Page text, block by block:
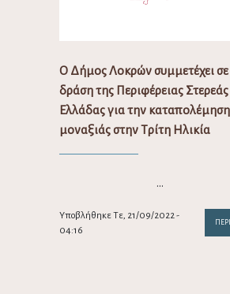
Ο Δήμος Λοκρών συμμετέχει σε
δράση της Περιφέρειας Στερεάς
Ελλάδας για την
μοναξιάς στην Τρίτη Ηλικία
…
Υποβλήθηκε Τε, 21/09/2022 -
04:16